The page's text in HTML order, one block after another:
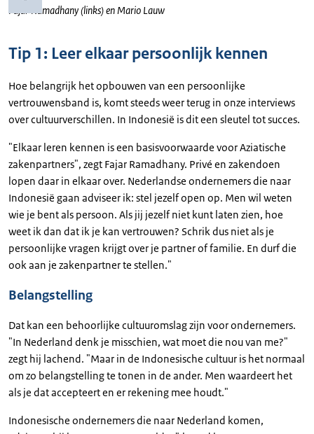
Fajar Ramadhany (links) en Mario Lauw
Tip 1: Leer elkaar persoonlijk kennen
Hoe belangrijk het opbouwen van een persoonlijke
vertrouwensband is, komt steeds weer terug in onze interviews
over cultuurverschillen. In Indonesië is dit een sleutel tot succes.
"Elkaar leren kennen is een basisvoorwaarde voor Aziatische
zakenpartners", zegt Fajar Ramadhany. Privé en zakendoen
lopen daar in elkaar over. Nederlandse ondernemers die naar
Indonesië gaan adviseer ik: stel jezelf open op. Men wil weten
wie je bent als persoon. Als jij jezelf niet kunt laten zien, hoe
weet ik dan dat ik je kan vertrouwen? Schrik dus niet als je
persoonlijke vragen krijgt over je partner of familie. En durf die
ook aan je zakenpartner te stellen."
Belangstelling
Dat kan een behoorlijke cultuuromslag zijn voor ondernemers.
"In Nederland denk je misschien, wat moet die nou van me?"
zegt hij lachend. "Maar in de Indonesische cultuur is het normaal
om zo belangstelling te tonen in de ander. Men waardeert het
als je dat accepteert en er rekening mee houdt."
Indonesische ondernemers die naar Nederland komen,